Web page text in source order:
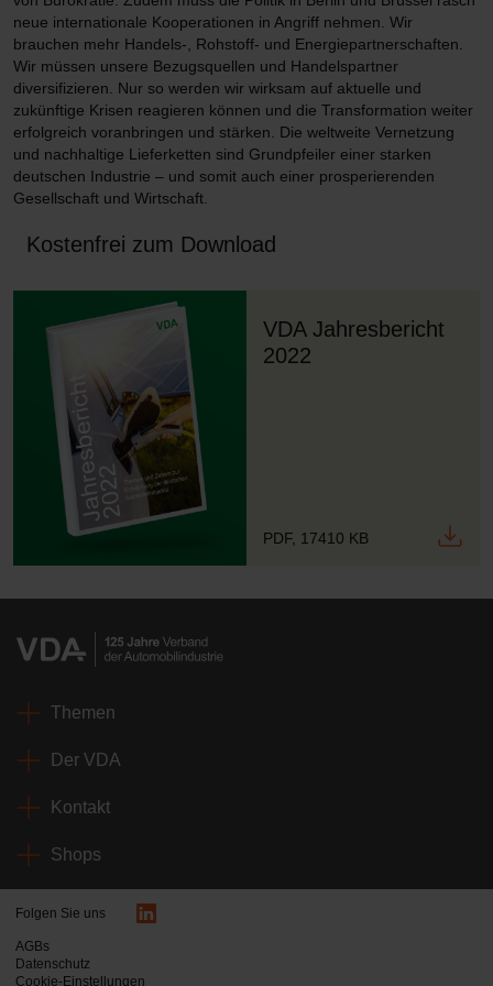
neue internationale Kooperationen in Angriff nehmen. Wir
brauchen mehr Handels-, Rohstoff- und Energiepartnerschaften.
Wir müssen unsere Bezugsquellen und Handelspartner
diversifizieren. Nur so werden wir wirksam auf aktuelle und
zukünftige Krisen reagieren können und die Transformation weiter
erfolgreich voranbringen und stärken. Die weltweite Vernetzung
und nachhaltige Lieferketten sind Grundpfeiler einer starken
deutschen Industrie – und somit auch einer prosperierenden
Gesellschaft und Wirtschaft.
Kostenfrei zum Download
VDA Jahresbericht
2022
PDF, 17410 KB
Themen
Der VDA
Kontakt
Shops
Folgen Sie uns
AGBs
Datenschutz
Cookie-Einstellungen